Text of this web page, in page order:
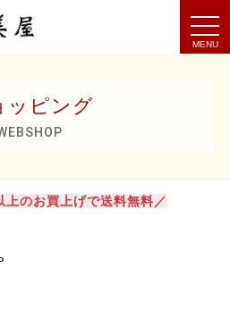
t
o
g
ッピング
のお買上げで送料無料／